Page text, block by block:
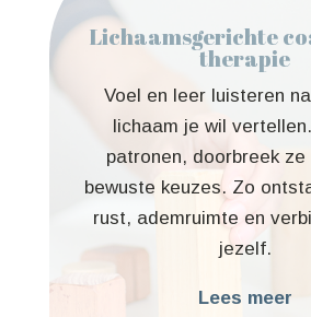
Lichaamsgerichte
therapie
Voel en leer luisteren
lichaam je wil
patronen, doorbreek ze
bewuste keuzes. Zo
rust, ademruimte en
jezelf.
Lees meer